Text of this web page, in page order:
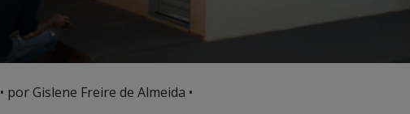
• por Gislene Freire de Almeida •